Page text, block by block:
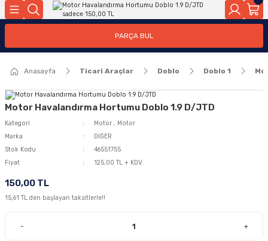
Geri Dön
Geri Dön
PARÇA BUL
Anasayfa Ticari Araçlar Doblo Doblo 1
Motor Havalandırma Hortumu Doblo 1.9 D/JTD
Kategori Motor , Motor
Marka
DİĞER
Stok Kodu
46551755
Fiyat
125,00 TL + KDV
150,00 TL
15,61 TL den başlayan taksitlerle!!
- +